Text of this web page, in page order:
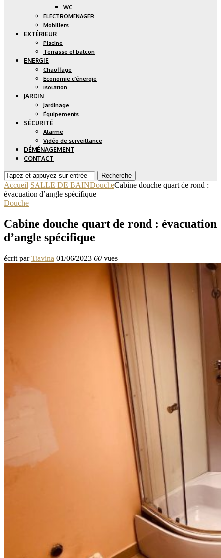
WC
ELECTROMENAGER
Mobiliers
EXTÉRIEUR
Piscine
Terrasse et balcon
ENERGIE
Chauffage
Economie d’énergie
Isolation
JARDIN
Jardinage
Équipements
SÉCURITÉ
Alarme
Vidéo de surveillance
DÉMÉNAGEMENT
CONTACT
Recherche
Accueil SALLE DE BAINDoucheCabine douche quart de rond :
évacuation d’angle spécifique
Douche
Cabine douche quart de rond : évacuation
d’angle spécifique
écrit parTiavina 01/06/2023 60 vues